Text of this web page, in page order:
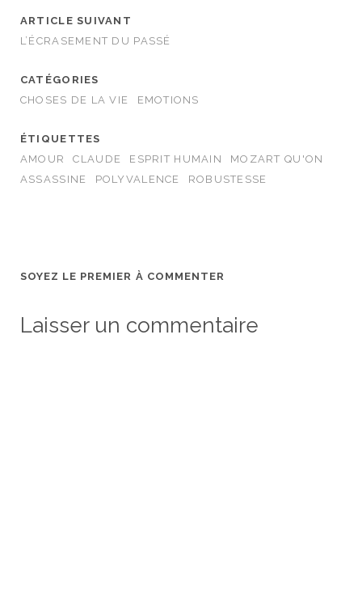
ARTICLE SUIVANT
L’ÉCRASEMENT DU PASSÉ
CATÉGORIES
CHOSES DE LA VIE
EMOTIONS
ÉTIQUETTES
AMOUR
CLAUDE ESPRIT HUMAIN
MOZART QU'ON
ASSASSINE
POLYVALENCE ROBUSTESSE
SOYEZ LE PREMIER À COMMENTER
Laisser un commentaire